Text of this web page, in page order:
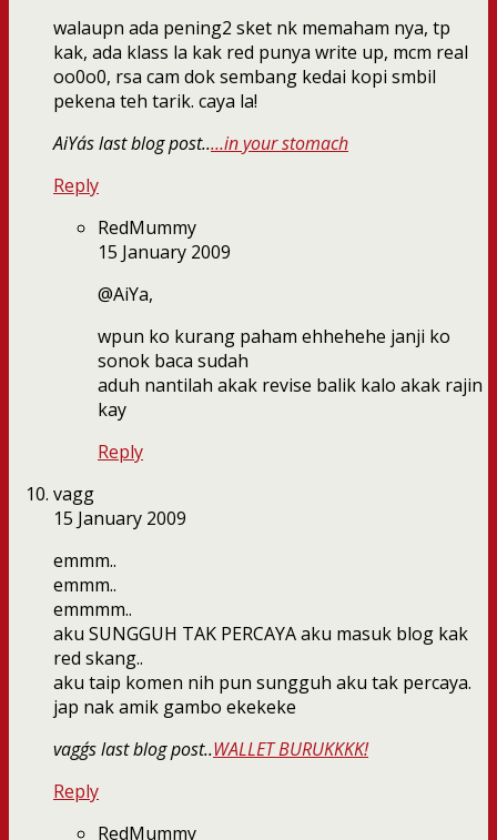
walaupn ada pening2 sket nk memaham nya, tp
kak, ada klass la kak red punya write up, mcm real
oo0o0, rsa cam dok sembang kedai kopi smbil
pekena teh tarik. caya la!
AiYa´s last blog post..…in your stomach
Reply
RedMummy
15 January 2009
@AiYa,
wpun ko kurang paham ehhehehe janji ko
sonok baca sudah
aduh nantilah akak revise balik kalo akak rajin
kay
Reply
vagg
15 January 2009
emmm..
emmm..
emmmm..
aku SUNGGUH TAK PERCAYA aku masuk blog kak
red skang..
aku taip komen nih pun sungguh aku tak percaya.
jap nak amik gambo ekekeke
vagg´s last blog post..WALLET BURUKKKK!
Reply
RedMummy